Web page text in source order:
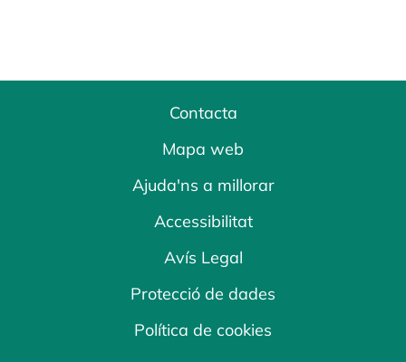
Contacta
Mapa web
Ajuda'ns a millorar
Accessibilitat
Avís Legal
Protecció de dades
Política de cookies